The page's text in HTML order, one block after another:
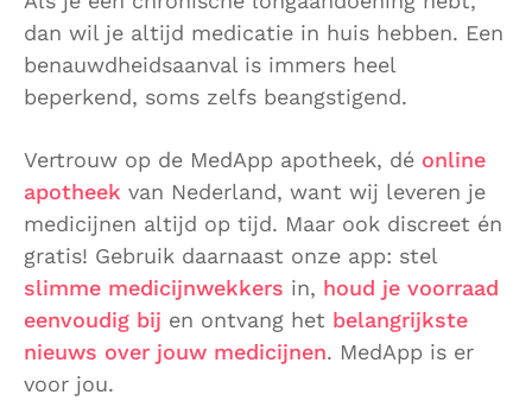
dan wil je altijd medicatie in huis hebben. Een
benauwdheidsaanval is immers heel
beperkend, soms zelfs beangstigend.
Vertrouw op de MedApp apotheek, dé online
apotheek van Nederland, want wij leveren je
medicijnen altijd op tijd. Maar ook discreet én
gratis! Gebruik daarnaast onze app: stel
slimme medicijnwekkers in, houd je voorraad
eenvoudig bij en ontvang het belangrijkste
nieuws over jouw medicijnen. MedApp is er
voor jou.